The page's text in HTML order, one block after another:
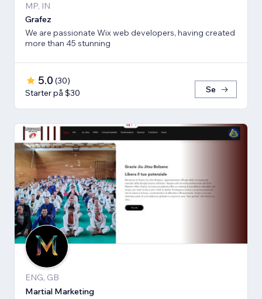
MP, IN
Grafez
We are passionate Wix web developers, having created
more than 45 stunning
5.0 (30)
Starter på $30
Se
ENG, GB
Martial Marketing